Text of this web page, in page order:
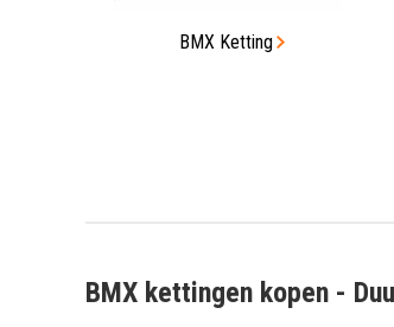
BMX Ketting
BMX kettingen kopen -